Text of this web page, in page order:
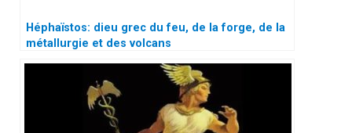
Héphaïstos: dieu grec du feu, de la forge, de la
métallurgie et des volcans